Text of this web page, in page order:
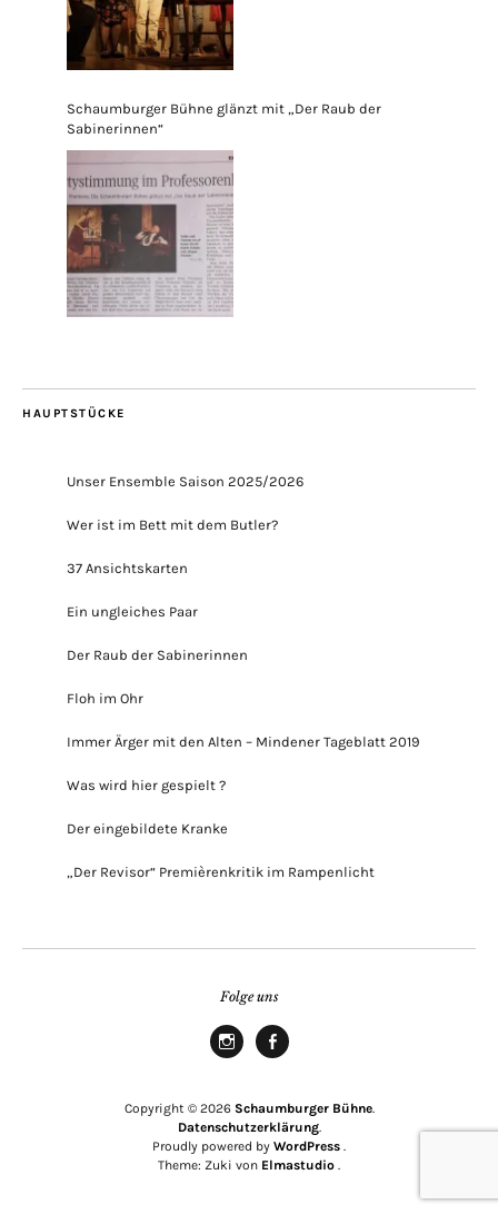
Schaumburger Bühne glänzt mit „Der Raub der
Sabinerinnen“
HAUPTSTÜCKE
Unser Ensemble Saison 2025/2026
Wer ist im Bett mit dem Butler?
37 Ansichtskarten
Ein ungleiches Paar
Der Raub der Sabinerinnen
Floh im Ohr
Immer Ärger mit den Alten – Mindener Tageblatt 2019
Was wird hier gespielt ?
Der eingebildete Kranke
„Der Revisor“ Premièrenkritik im Rampenlicht
Folge uns
Copyright © 2026 Schaumburger Bühne
Datenschutzerklärung
Proudly powered by WordPress
Theme: Zuki von Elmastudio